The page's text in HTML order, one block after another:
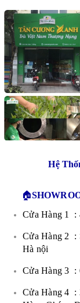
Hệ
🏠
Cửa Hàng 1 :
Cửa Hàng 2 :
Hà nội
Cửa Hàng 3 :
Cửa Hàng 4 :